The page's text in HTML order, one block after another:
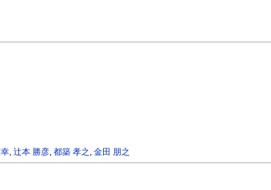
,辻本 勝彦,都築 孝之 ,金田 朋之